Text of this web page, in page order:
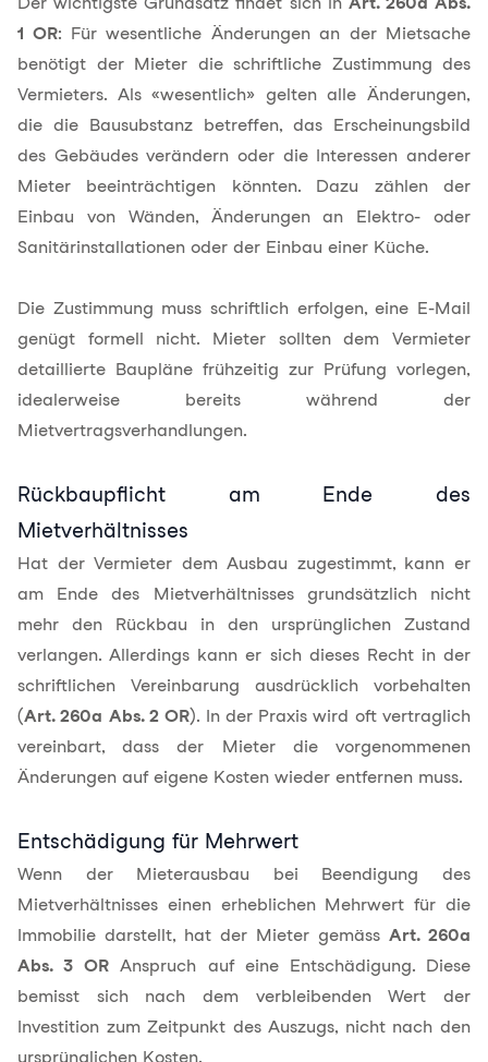
1 OR: Für wesentliche Änderungen an der Mietsache
benötigt der Mieter die schriftliche Zustimmung des
Vermieters. Als «wesentlich» gelten alle Änderungen,
die die Bausubstanz betreffen, das Erscheinungsbild
des Gebäudes verändern oder die Interessen anderer
Mieter beeinträchtigen könnten. Dazu zählen der
Einbau von Wänden, Änderungen an Elektro- oder
Sanitärinstallationen oder der Einbau einer Küche.
Die Zustimmung muss schriftlich erfolgen, eine E-Mail
genügt formell nicht. Mieter sollten dem Vermieter
detaillierte Baupläne frühzeitig zur Prüfung vorlegen,
idealerweise bereits während der
Mietvertragsverhandlungen.
Rückbaupflicht am Ende des
Mietverhältnisses
Hat der Vermieter dem Ausbau zugestimmt, kann er
am Ende des Mietverhältnisses grundsätzlich nicht
mehr den Rückbau in den ursprünglichen Zustand
verlangen. Allerdings kann er sich dieses Recht in der
schriftlichen Vereinbarung ausdrücklich vorbehalten
(Art. 260a Abs. 2 OR). In der Praxis wird oft vertraglich
vereinbart, dass der Mieter die vorgenommenen
Änderungen auf eigene Kosten wieder entfernen muss.
Entschädigung für Mehrwert
Wenn der Mieterausbau bei Beendigung des
Mietverhältnisses einen erheblichen Mehrwert für die
Immobilie darstellt, hat der Mieter gemäss Art. 260a
Abs. 3 OR Anspruch auf eine Entschädigung. Diese
bemisst sich nach dem verbleibenden Wert der
Investition zum Zeitpunkt des Auszugs, nicht nach den
ursprünglichen Kosten.